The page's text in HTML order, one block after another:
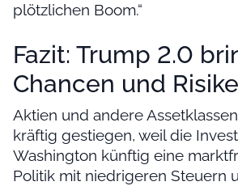
plötzlichen Boom.“
Fazit: Trump 2.0
Chancen und
Aktien und andere
kräftig gestiegen, weil die
Washington künftig eine
Politik mit niedrigeren Steuern